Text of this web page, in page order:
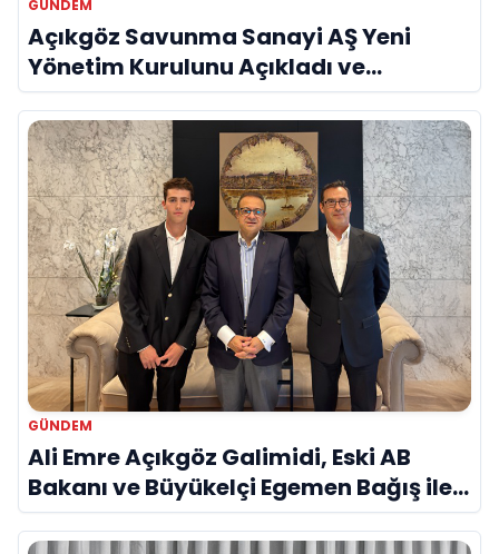
GÜNDEM
Açıkgöz Savunma Sanayi AŞ Yeni
Yönetim Kurulunu Açıkladı ve
Savunma Sanayinde Küresel Vizyon
Vurgusu
GÜNDEM
Ali Emre Açıkgöz Galimidi, Eski AB
Bakanı ve Büyükelçi Egemen Bağış ile
Bir Araya Geldi